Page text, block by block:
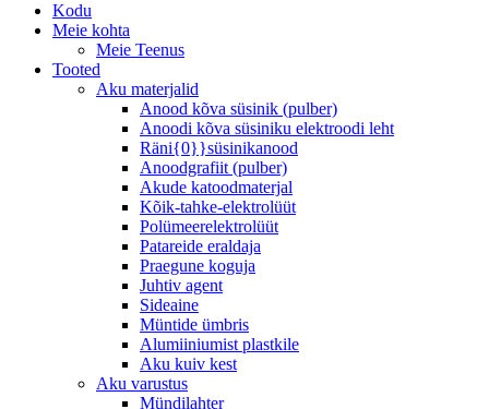
Kodu
Meie kohta
Meie Teenus
Tooted
Aku materjalid
Anood kõva süsinik (pulber)
Anoodi kõva süsiniku elektroodi leht
Räni{0}}süsinikanood
Anoodgrafiit (pulber)
Akude katoodmaterjal
Kõik-tahke-elektrolüüt
Polümeerelektrolüüt
Patareide eraldaja
Praegune koguja
Juhtiv agent
Sideaine
Müntide ümbris
Alumiiniumist plastkile
Aku kuiv kest
Aku varustus
Mündilahter